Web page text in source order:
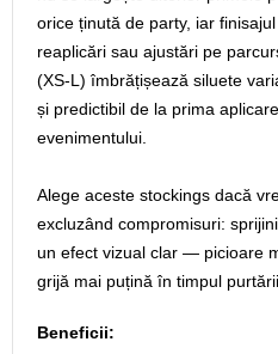
orice ținută de party, iar
reaplicări sau ajustări pe
(XS-L) îmbrățișează siluete
și predictibil de la prima
evenimentului.
Alege aceste stockings dacă
excluzând compromisuri:
un efect vizual clar — picioare
grijă mai puțină în timpul purtării.
Beneficii: